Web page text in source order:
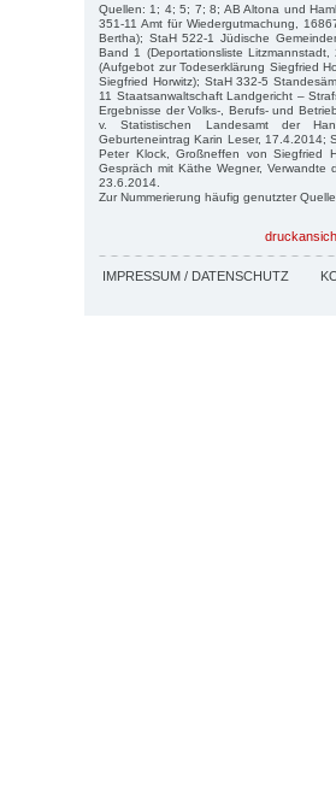
Quellen: 1; 4; 5; 7; 8; AB Altona und
351-11 Amt für Wiedergutmachung,
Bertha); StaH 522-1 Jüdische
Band 1 (Deportationsliste
(Aufgebot zur Todeserklärung Siegfried
Siegfried Horwitz); StaH 332-5
11 Staatsanwaltschaft Landgericht –
Ergebnisse der Volks-, Berufs- und
v. Statistischen Landesamt der
Geburteneintrag Karin Leser, 17.4.2014;
Peter Klock, Großneffen von Siegfried
Gespräch mit Käthe Wegner, Verwandte
23.6.2014.
Zur Nummerierung häufig genutzter
IMPRESSUM / DATENSCHUTZ